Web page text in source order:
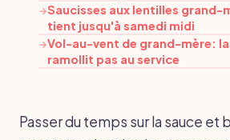
→Saucisses aux lentilles grand-
tient jusqu'à samedi midi
→Vol-au-vent de grand-mère:
ramollit pas au service
Passer du temps sur la sauce et